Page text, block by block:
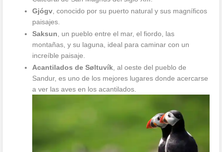
Gjógv , conocido por su puerto natural y sus magníficos
paisajes.
Saksun , un pueblo entre el mar, el fiordo, las
montañas, y su laguna, ideal para caminar con un
increíble paisaje.
Acantilados de Søltuvík , al oeste del pueblo de
Sandur, es uno de los mejores lugares donde acercarse
a ver las aves en los acantilados.